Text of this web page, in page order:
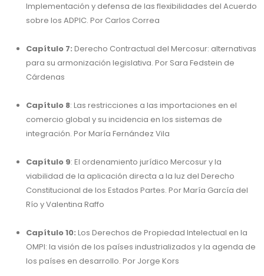
Implementación y defensa de las flexibilidades del Acuerdo
sobre los ADPIC. Por Carlos Correa
Capítulo 7: Derecho Contractual del Mercosur: alternativas
para su armonización legislativa. Por Sara Fedstein de
Cárdenas
Capítulo 8: Las restricciones a las importaciones en el
comercio global y su incidencia en los sistemas de
integración. Por María Fernández Vila
Capítulo 9: El ordenamiento jurídico Mercosur y la
viabilidad de la aplicación directa a la luz del Derecho
Constitucional de los Estados Partes. Por María García del
Río y Valentina Raffo
Capítulo 10: Los Derechos de Propiedad Intelectual en la
OMPI: la visión de los países industrializados y la agenda de
los países en desarrollo. Por Jorge Kors